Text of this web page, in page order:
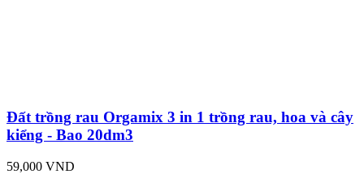
Đất trồng rau Orgamix 3 in 1 trồng rau, hoa và cây
kiểng - Bao 20dm3
59,000 VND